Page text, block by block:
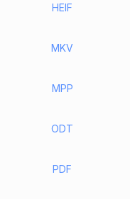
HEIF
MKV
MPP
ODT
PDF